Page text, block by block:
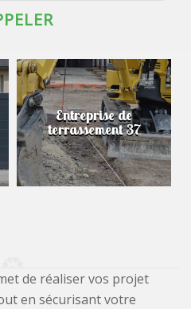
Entreprise de
terrassement 37
de réaliser vos projet
en sécurisant votre